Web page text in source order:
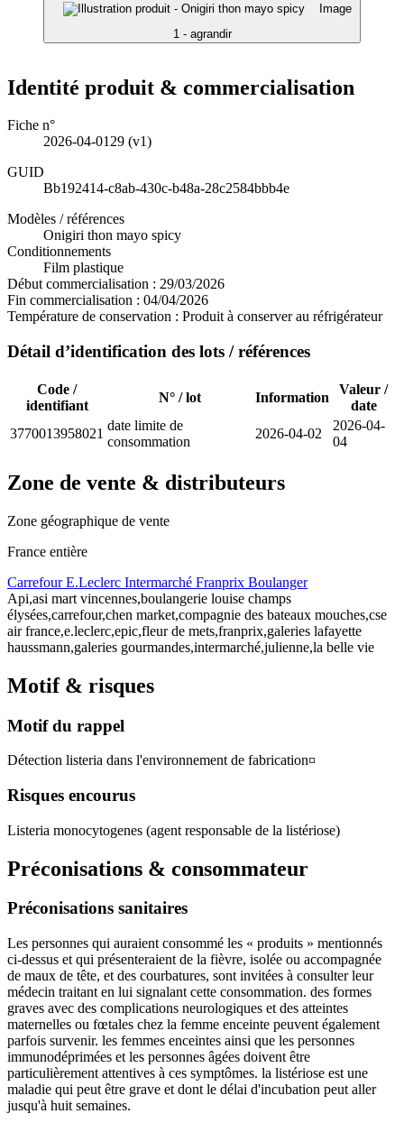
Image
1 - agrandir
Identité produit & commercialisation
Fiche n°
2026-04-0129 (v1)
GUID
Bb192414-c8ab-430c-b48a-28c2584bbb4e
Modèles / références
Onigiri thon mayo spicy
Conditionnements
Film plastique
Début commercialisation : 29/03/2026
Fin commercialisation : 04/04/2026
Température de conservation : Produit à conserver au réfrigérateur
Détail d’identification des lots / références
Code /
identifiant
N° / lot Information
Valeur /
date
3770013958021
date limite de
consommation
2026-04-02
2026-04-
04
Zone de vente & distributeurs
Zone géographique de vente
France entière
CarrefourE.Leclerc Intermarché Franprix Boulanger
Api,asi mart vincennes,boulangerie louise champs
élysées,carrefour,chen market,compagnie des bateaux mouches,cse
air france,e.leclerc,epic,fleur de mets,franprix,galeries lafayette
haussmann,galeries gourmandes,intermarché,julienne,la belle vie
Motif & risques
Motif du rappel
Détection listeria dans l'environnement de fabrication¤
Risques encourus
Listeria monocytogenes (agent responsable de la listériose)
Préconisations & consommateur
Préconisations sanitaires
Les personnes qui auraient consommé les « produits » mentionnés
ci-dessus et qui présenteraient de la fièvre, isolée ou accompagnée
de maux de tête, et des courbatures, sont invitées à consulter leur
médecin traitant en lui signalant cette consommation. des formes
graves avec des complications neurologiques et des atteintes
maternelles ou fœtales chez la femme enceinte peuvent également
parfois survenir. les femmes enceintes ainsi que les personnes
immunodéprimées et les personnes âgées doivent être
particulièrement attentives à ces symptômes. la listériose est une
maladie qui peut être grave et dont le délai d'incubation peut aller
jusqu'à huit semaines.